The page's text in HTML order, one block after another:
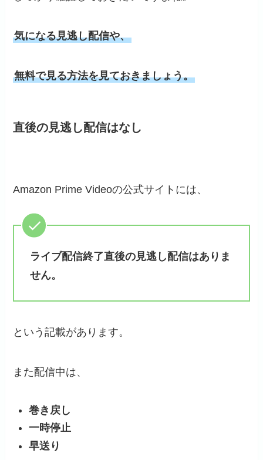
気になる見逃し配信や、
無料で見る方法を見ておきましょう。
直後の見逃し配信はなし
Amazon Prime Videoの公式サイトには、
ライブ配信終了直後の見逃し配信はありま
せん。
という記載があります。
また配信中は、
巻き戻し
一時停止
早送り